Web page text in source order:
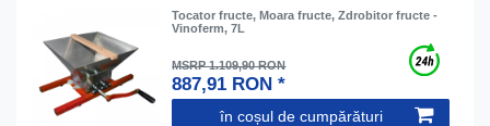
Tocator fructe, Moara fructe, Zdrobitor fructe -
Vinoferm, 7L
MSRP 1.109,90 RON
887,91 RON *
în coșul de cumpărături